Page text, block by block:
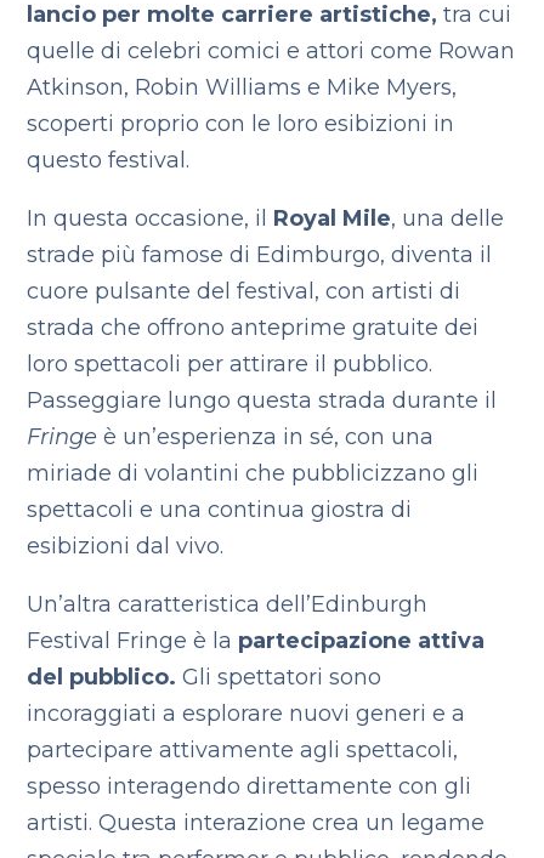
lancio per molte carriere artistiche, tra cui
quelle di celebri comici e attori come Rowan
Atkinson, Robin Williams e Mike Myers,
scoperti proprio con le loro esibizioni in
questo festival.
In questa occasione, il Royal Mile, una delle
strade più famose di Edimburgo, diventa il
cuore pulsante del festival, con artisti di
strada che offrono anteprime gratuite dei
loro spettacoli per attirare il pubblico.
Passeggiare lungo questa strada durante il
Fringe è un’esperienza in sé, con una
miriade di volantini che pubblicizzano gli
spettacoli e una continua giostra di
esibizioni dal vivo.
Un’altra caratteristica dell’Edinburgh
Festival Fringe è la partecipazione attiva
del pubblico.Gli spettatori sono
incoraggiati a esplorare nuovi generi e a
partecipare attivamente agli spettacoli,
spesso interagendo direttamente con gli
artisti. Questa interazione crea un legame